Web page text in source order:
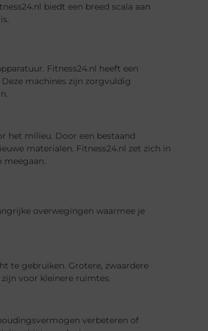
biedt een breed scala aan
Fitness24.nl heeft een
machines zijn zorgvuldig
het milieu. Door een bestaand
materialen. Fitness24.nl zet zich in
meegaan.
overwegingen waarmee je
te gebruiken. Grotere, zwaardere
voor kleinere ruimtes.
verbeteren of